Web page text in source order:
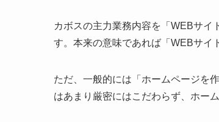
カボスの主力業務内容を「WEBサイ
す。本来の意味であれば「WEBサイ
ただ、一般的には「ホームページを
はあまり厳密にはこだわらず、ホー